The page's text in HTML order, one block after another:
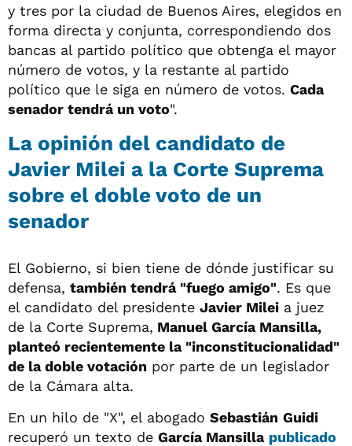
y tres por la ciudad de Buenos Aires, elegidos en
forma directa y conjunta, correspondiendo dos
bancas al partido político que obtenga el mayor
número de votos, y la restante al partido
político que le siga en número de votos. Cada
senador tendrá un voto".
La opinión del candidato de
Javier Milei a la Corte Suprema
sobre el doble voto de un
senador
El Gobierno, si bien tiene de dónde justificar su
defensa, también tendrá "fuego amigo". Es que
el candidato del presidente Javier Milei a juez
de la Corte Suprema, Manuel García Mansilla,
planteó recientemente la "inconstitucionalidad"
de la doble votación por parte de un legislador
de la Cámara alta.
En un hilo de "X", el abogado Sebastián Guidi
recuperó un texto de García Mansilla publicado